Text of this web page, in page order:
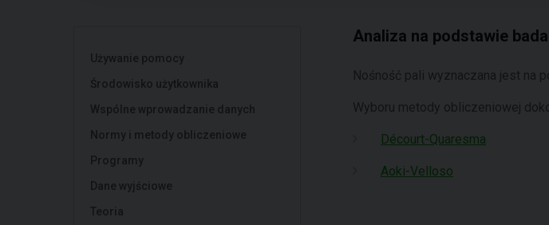
Używanie pomocy
Środowisko użytkownika
Wspólne wprowadzanie danych
Normy i metody obliczeniowe
Programy
Dane wyjściowe
Teoria
Analiza na podstawie
Nośność pali wyznaczana jest na
Wyboru metody obliczeniowej
Décourt-Quaresma
Aoki-Velloso